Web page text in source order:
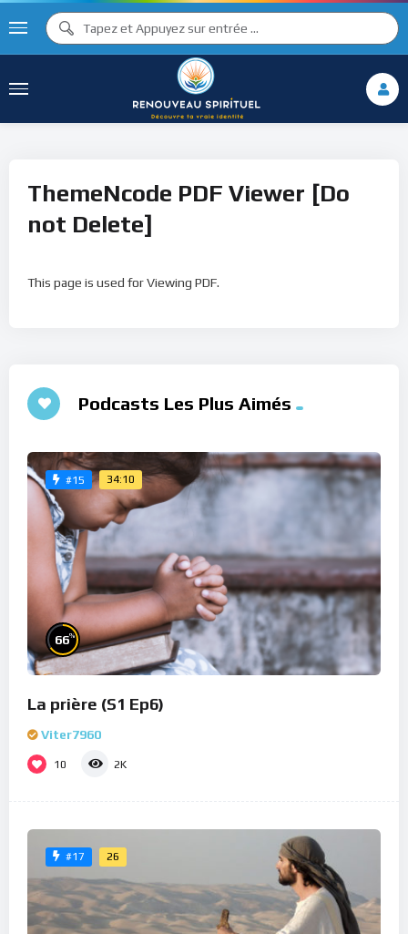
ThemeNcode PDF Viewer [Do
not Delete]
This page is used for Viewing PDF.
Podcasts Les Plus Aimés
#15 34:10
66%
La prière (S1 Ep6)
Viter7960
10 2K
#17 26